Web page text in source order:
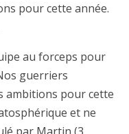
pour cette année.
au forceps pour
guerriers
ambitions pour cette
et ne